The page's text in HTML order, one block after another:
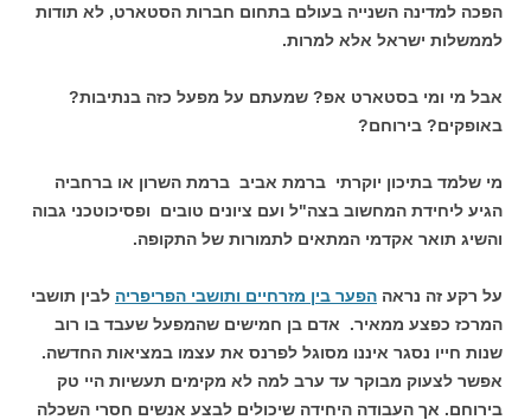
הפכה למדינה השנייה בעולם בתחום חברות הסטארט, לא תודות
לממשלות ישראל אלא למרות.
אבל מי ומי בסטארט אפ? שמעתם על מפעל כזה בנתיבות?
באופקים? בירוחם?
מי שלמד בתיכון יוקרתי ברמת אביב ברמת השרון או ברחביה
הגיע ליחידת המחשוב בצה"ל ועם ציונים טובים ופסיכוטכני גבוה
והשיג תואר אקדמי המתאים לתמורות של התקופה.
על רקע זה נראה הפער בין מזרחיים ותושבי הפריפריה לבין תושבי
המרכז כפצע ממאיר. אדם בן חמישים שהמפעל שעבד בו רוב
שנות חייו נסגר איננו מסוגל לפרנס את עצמו במציאות החדשה.
אפשר לצעוק מבוקר עד ערב למה לא מקימים תעשיות היי טק
בירוחם. אך העבודה היחידה שיכולים לבצע אנשים חסרי השכלה